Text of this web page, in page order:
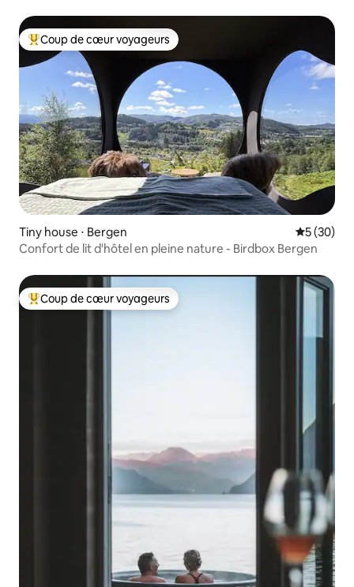
Coups de cœur voyageurs les plus appréciés
Coup de cœur voyageurs
Tiny house ⋅ Bergen
5 (30)
Confort de lit d'hôtel en pleine nature - Birdbox Bergen
Coups de cœur voyageurs les plus appréciés
Coup de cœur voyageurs